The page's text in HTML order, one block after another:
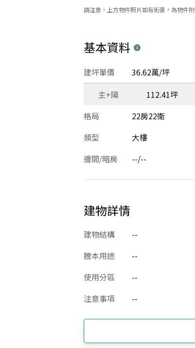
請注意，上方物件照片如有街景，為物件
基本資料
建坪單價 36.62萬/坪
主+陽
112.41坪
格局
22房22衛
類型
大樓
邊間/暗房
--/--
建物詳情
建物結構 --
謄本用途
--
使用分區
--
注意事項
--